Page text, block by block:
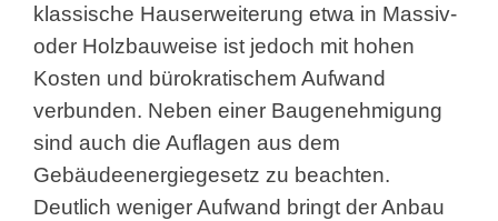
klassische Hauserweiterung etwa in Massiv-
oder Holzbauweise ist jedoch mit hohen
Kosten und bürokratischem Aufwand
verbunden. Neben einer Baugenehmigung
sind auch die Auflagen aus dem
Gebäudeenergiegesetz zu beachten.
Deutlich weniger Aufwand bringt der Anbau